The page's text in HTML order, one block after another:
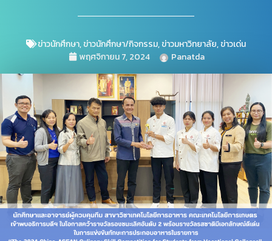
ข่าวนักศึกษา,ข่าวนักศึกษา/กิจกรรม,ข่าวมหาวิทยาลัย,ข่าวเด่น
พฤศจิกายน 7, 2024
Panatda